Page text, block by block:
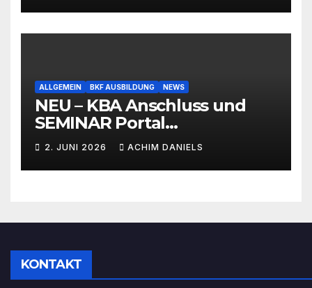
ALLGEMEIN BKF AUSBILDUNG NEWS
NEU – KBA Anschluss und
SEMINAR Portal
AKTIONSPREISE!!! Bis zu 50%
RABATT
2. JUNI 2026 ACHIM DANIELS
KONTAKT